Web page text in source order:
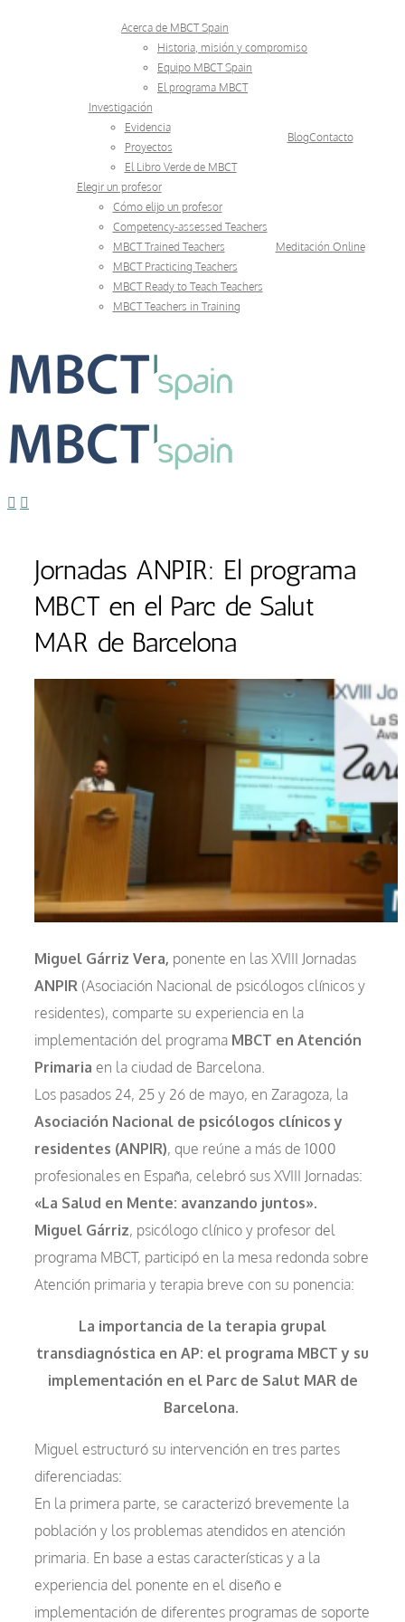
Acerca de MBCT Spain
Historia, misión y compromiso
Equipo MBCT Spain
El programa MBCT
Investigación
Evidencia
Proyectos
El Libro Verde de MBCT
BlogContacto
Elegir un profesor
Cómo elijo un profesor
Competency-assessed Teachers
MBCT Trained Teachers
MBCT Practicing Teachers
MBCT Ready to Teach Teachers
MBCT Teachers in Training
Meditación Online
Jornadas ANPIR: El programa
MBCT en el Parc de Salut
MAR de Barcelona
Miguel Gárriz Vera, ponente en las XVIII Jornadas
ANPIR (Asociación Nacional de psicólogos clínicos y
residentes), comparte su experiencia en la
implementación del programa MBCT en Atención
Primaria en la ciudad de Barcelona.
Los pasados 24, 25 y 26 de mayo, en Zaragoza, la
Asociación Nacional de psicólogos clínicos y
residentes (ANPIR), que reúne a más de 1000
profesionales en España, celebró sus XVIII Jornadas:
«La Salud en Mente: avanzando juntos».
Miguel Gárriz, psicólogo clínico y profesor del
programa MBCT, participó en la mesa redonda sobre
Atención primaria y terapia breve con su ponencia:
La importancia de la terapia grupal
transdiagnóstica en AP: el programa MBCT y su
implementación en el Parc de Salut MAR de
Barcelona.
Miguel estructuró su intervención en tres partes
diferenciadas:
En la primera parte, se caracterizó brevemente la
población y los problemas atendidos en atención
primaria. En base a estas características y a la
experiencia del ponente en el diseño e
implementación de diferentes programas de soporte